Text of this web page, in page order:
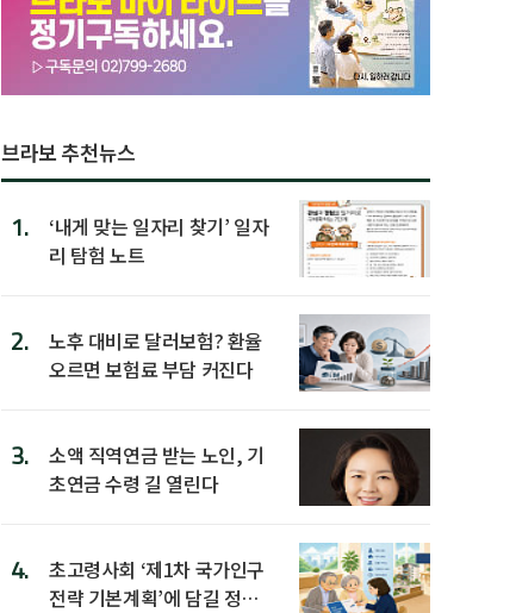
브라보 추천뉴스
1.
‘내게 맞는 일자리 찾기’ 일자
리 탐험 노트
2.
노후 대비로 달러보험? 환율
오르면 보험료 부담 커진다
3.
소액 직역연금 받는 노인, 기
초연금 수령 길 열린다
4.
초고령사회 ‘제1차 국가인구
전략 기본계획’에 담길 정책